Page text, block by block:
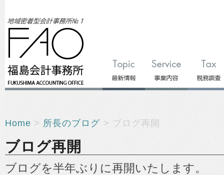
Home > 所長のブログ > ブログ再開
ブログ再開
ブログを半年ぶりに再開いたします。